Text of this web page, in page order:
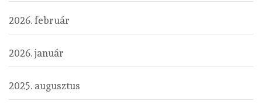
2026. február
2026. január
2025. augusztus